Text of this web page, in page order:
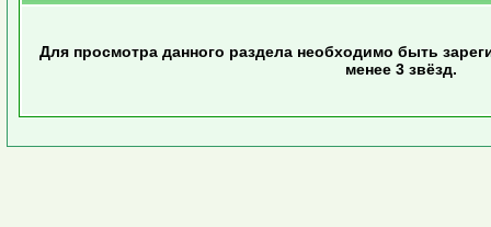
Для просмотра данного раздела необходимо быть
менее 3 звёзд.